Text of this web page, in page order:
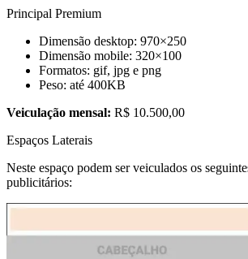
Principal Premium
Dimensão desktop: 970×250
Dimensão mobile: 320×100
Formatos: gif, jpg e png
Peso: até 400KB
Veiculação mensal: R$ 10.500,00
Espaços Laterais
Neste espaço podem ser veiculados os
publicitários: